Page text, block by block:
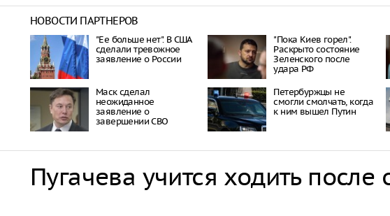
НОВОСТИ ПАРТНЕРОВ
"Ее больше нет". В США
сделали тревожное
заявление о России
"Пока Киев горел".
Раскрыто состояние
Зеленского после
удара РФ
Маск сделал
неожиданное
заявление о
завершении СВО
Петербуржцы не
смогли смолчать, когда
к ним вышел Путин
Пугачева учится ходить после
Алла Пугачева